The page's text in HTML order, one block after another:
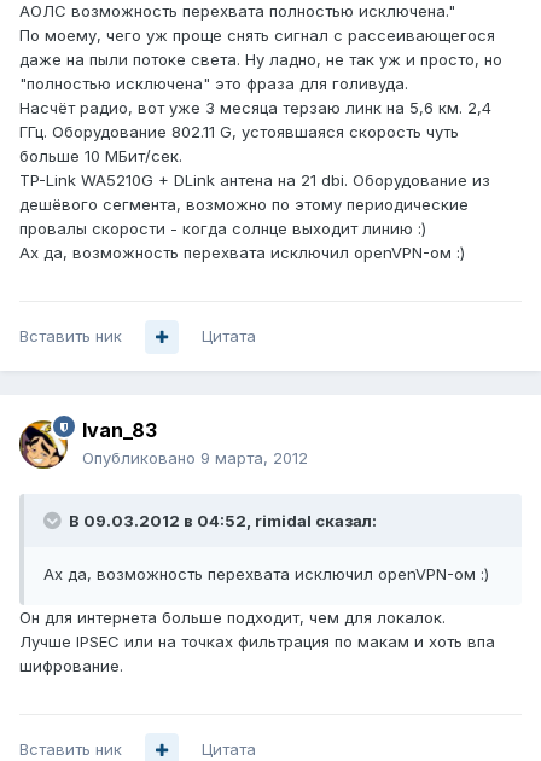
АОЛС возможность перехвата полностью исключена."
По моему, чего уж проще снять сигнал с рассеивающегося
даже на пыли потоке света. Ну ладно, не так уж и просто, но
"полностью исключена" это фраза для голивуда.
Насчёт радио, вот уже 3 месяца терзаю линк на 5,6 км. 2,4
ГГц. Оборудование 802.11 G, устоявшаяся скорость чуть
больше 10 МБит/сек.
TP-Link WA5210G + DLink антена на 21 dbi. Оборудование из
дешёвого сегмента, возможно по этому периодические
провалы скорости - когда солнце выходит линию :)
Ах да, возможность перехвата исключил openVPN-ом :)
Вставить ник Цитата
Ivan_83
Опубликовано 9 марта, 2012
В 09.03.2012 в 04:52, rimidal сказал:
Ах да, возможность перехвата исключил openVPN-ом :)
Он для интернета больше подходит, чем для локалок.
Лучше IPSEC или на точках фильтрация по макам и хоть впа
шифрование.
Вставить ник Цитата